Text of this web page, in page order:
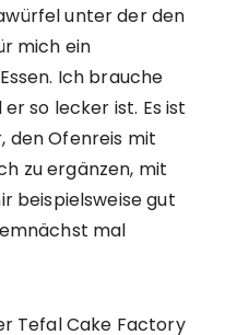
unter der den
mich ein
Ich brauche
so lecker ist. Es ist
den Ofenreis mit
zu ergänzen, mit
beispielsweise gut
mal
Tefal Cake Factory